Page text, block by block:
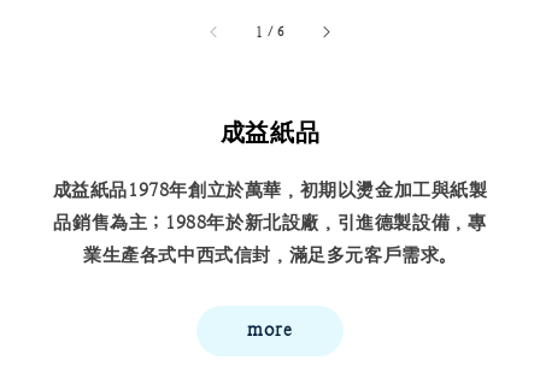
1 /6
成益紙品
成益紙品1978年創立於萬華，初期以燙金加工與紙製
品銷售為主；1988年於新北設廠，引進德製設備，專
業生產各式中西式信封，滿足多元客戶需求。
more